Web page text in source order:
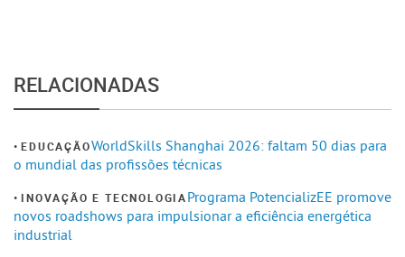
RELACIONADAS
EDUCAÇÃOWorldSkills Shanghai 2026: faltam 50 dias para
o mundial das profissões técnicas
INOVAÇÃO E TECNOLOGIAPrograma PotencializEE promove
novos roadshows para impulsionar a eficiência energética
industrial